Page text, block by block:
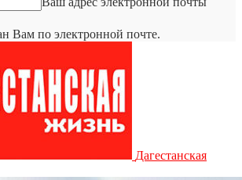
Вам по электронной почте.
Дагестанская